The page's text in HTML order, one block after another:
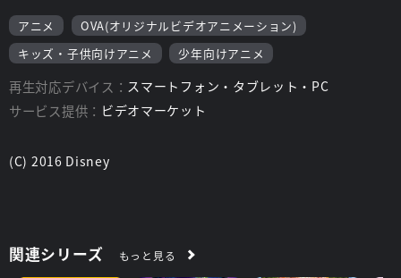
アニメ
OVA(オリジナルビデオアニメーション)
キッズ・子供向けアニメ
少年向けアニメ
再生対応デバイス： スマートフォン・タブレット・PC
サービス提供： ビデオマーケット
(C) 2016 Disney
関連シリーズ もっと見る